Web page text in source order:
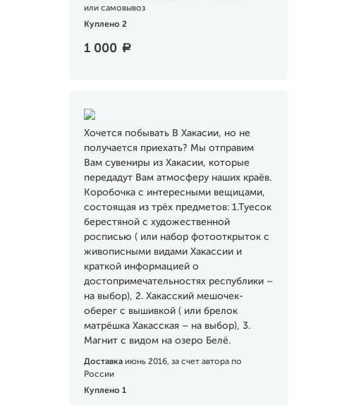
или самовывоз
Куплено 2
1 000 a
Хочется побывать В Хакасии, но не
получается приехать? Мы отправим
Вам сувениры из Хакасии, которые
передадут Вам атмосферу наших краёв.
Коробочка с интересными вещицами,
состоящая из трёх предметов: 1.Туесок
берестяной с художественной
росписью ( или набор фотооткрыток с
живописными видами Хакассии и
краткой информацией о
достопримечательностях республики –
на выбор), 2. Хакасский мешочек-
оберег с вышивкой ( или брелок
матрёшка Хакасская – на выбор), 3.
Магнит с видом на озеро Белё.
Доставка июнь 2016, за счет автора по
России
Куплено 1